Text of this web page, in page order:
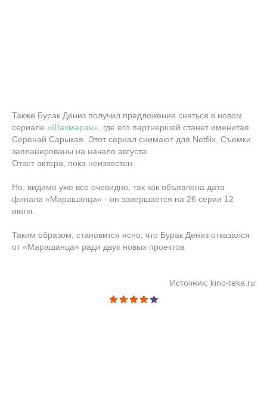
Также Бурак Дениз получил предложение сняться в новом
сериале «Шахмаран», где его партнершей станет именитая
Серенай Сарыкая. Этот сериал снимают для Netflix. Съемки
запланированы на начало августа.
Ответ актера, пока неизвестен.
Но, видимо уже все очевидно, так как объявлена дата
финала «Марашанца» - он завершается на 26 серии 12
июля.
Таким образом, становится ясно, что Бурак Дениз отказался
от «Марашанца» ради двух новых проектов.
Источник: kino-teka.ru